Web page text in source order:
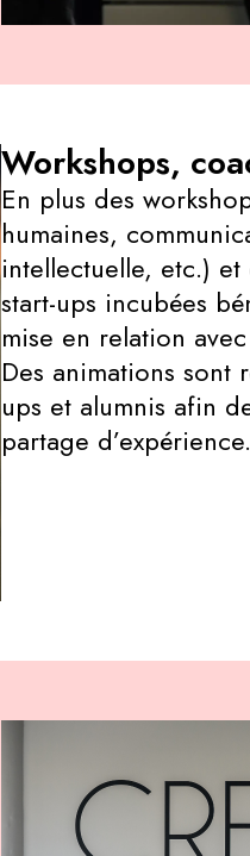
Workshops,
En plus des
humaines,
intellectuelle, etc.)
start-ups incubées
mise en relation
Des animations sont
ups et alumnis afin
partage d’expérience.